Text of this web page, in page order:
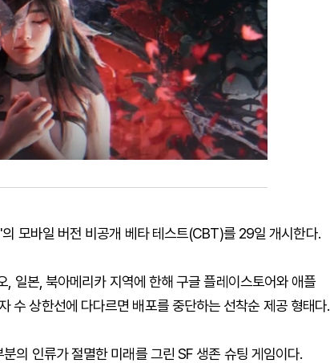
모바일 버전 비공개 베타 테스트(CBT)를 29일 개시한다.
일본, 북아메리카 지역에 한해 구글 플레이스토어와 애플
수 상한선에 다다르면 배포를 중단하는 선착순 제공 형태다.
의 인류가 절멸한 미래를 그린 SF 생존 슈팅 게임이다.